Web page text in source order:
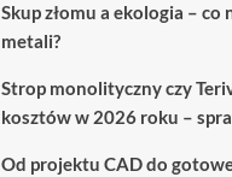
Skup złomu a ekologia –
metali?
Strop monolityczny czy
kosztów w 2026 roku –
Od projektu CAD do